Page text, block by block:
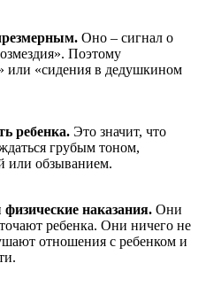
Оно – сигнал о
Поэтому
или «сидения в дедушкином
ребенка. Это значит, что
грубым тоном,
или обзыванием.
наказания. Они
ребенка. Они ничего не
отношения с ребенком и